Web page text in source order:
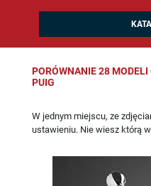
PORÓWNANIE 28
PUIG
W jednym miejscu, ze
ustawieniu. Nie wiesz którą